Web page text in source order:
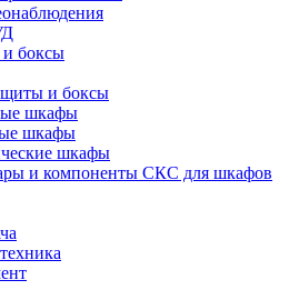
боксы
и боксы
шкафы
шкафы
шкафы
и компоненты СКС для шкафов